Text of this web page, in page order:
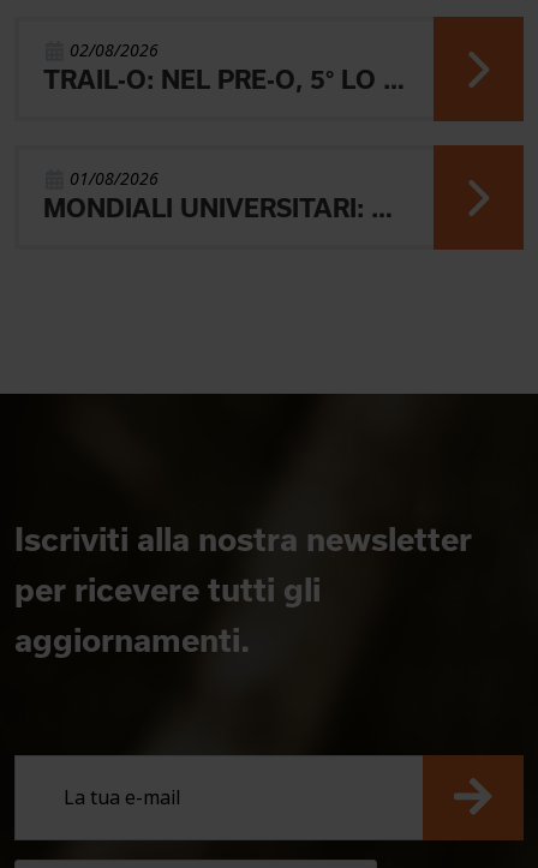
02/08/2026
TRAIL-O: NEL PRE-O, 5° LO JUNIOR LAMBERTINI E AARON GAIO 8°. NEI PARALIMPICI 20° GALVAN
01/08/2026
MONDIALI UNIVERSITARI: MARIANI CHIUDE 4° NELLA MIDDLE
Iscriviti alla nostra newsletter
per ricevere tutti gli
aggiornamenti.